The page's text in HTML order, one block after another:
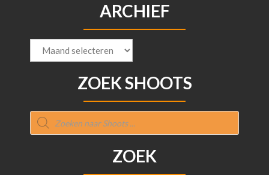
ARCHIEF
Archief
ZOEK SHOOTS
Producten
zoeken
ZOEK